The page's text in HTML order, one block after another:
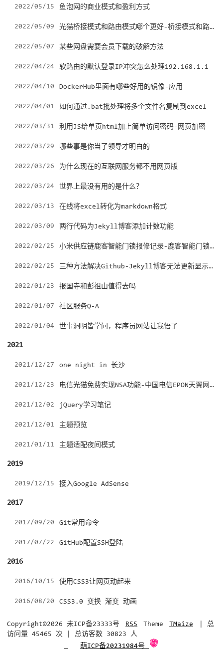
2022/05/15 鱼泡网的商业模式和盈利方式
2022/05/09 光猫桥接模式和路由模式哪个更好-桥接模式和路由模式的区别
2022/05/07 某些网盘需要会员下载的破解方法
2022/04/24 软路由的默认登录IP冲突怎么处理192.168.1.1
2022/04/10 DockerHub里面有哪些好用的镜像-应用
2022/04/01 如何通过.bat批处理将多个文件名复制到excel
2022/03/31 利用JS给单页html加上简单访问密码-网页加密
2022/03/29 哪些事是你当了领导才明白的
2022/03/26 为什么现在的互联网服务都不用网页版
2022/03/24 世界上最没有用的是什么？
2022/03/13 在线将excel转化为markdown格式
2022/03/09 两行代码为Jekyll博客添加计数功能
2022/02/25 小米供应链鹿客智能门锁报修记录-鹿客智能门锁怎么样？
2022/02/25 三种方法解决Github-Jekyll博客无法更新显示新Post
2022/01/23 报国寺和彭祖山值得去吗
2022/01/07 社区服务Q-A
2022/01/04 世事洞明皆学问，程序员网站让我悟了
2021
2021/12/27 one night in 长沙
2021/12/23 电信光猫免费实现NSA功能-中国电信EPON天翼网关HG2821T-U
2021/12/02 jQuery学习笔记
2021/12/01 主题预览
2021/01/11 主题适配夜间模式
2019
2019/12/15 接入Google AdSense
2017
2017/09/20 Git常用命令
2017/07/22 GitHub配置SSH登陆
2016
2016/10/15 使用CSS3让网页动起来
2016/08/20 CSS3.0 变换 渐变 动画
Copyright©2026 未ICP备23333号 RSS Theme TMaize
| 总
访问量 45465 次 | 总访客数 30823 人
萌ICP备20231984号